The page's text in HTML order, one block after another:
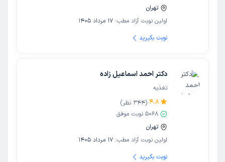
تهران
اولین نوبت آزاد مطب: 17 مرداد 1405
نوبت بگیرید
دکتر احمد اسماعیل زاده
تغذیه
4.8
(
344 نظر)
5068 نوبت موفق
تهران
اولین نوبت آزاد مطب: 17 مرداد 1405
نوبت بگیرید